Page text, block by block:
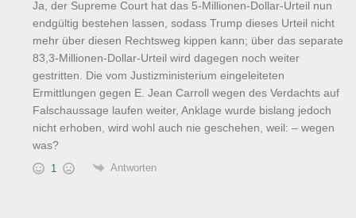
Ja, der Supreme Court hat das 5-Millionen-Dollar-Urteil nun
endgültig bestehen lassen, sodass Trump dieses Urteil nicht
mehr über diesen Rechtsweg kippen kann; über das separate
83,3-Millionen-Dollar-Urteil wird dagegen noch weiter
gestritten. Die vom Justizministerium eingeleiteten
Ermittlungen gegen E. Jean Carroll wegen des Verdachts auf
Falschaussage laufen weiter, Anklage wurde bislang jedoch
nicht erhoben, wird wohl auch nie geschehen, weil: – wegen
was?
1 Antworten